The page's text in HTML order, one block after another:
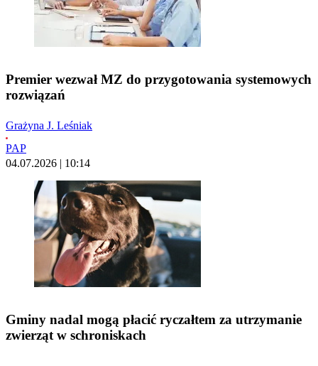
Premier wezwał MZ do przygotowania systemowych
rozwiązań
Grażyna J. Leśniak
PAP
04.07.2026 | 10:14
Gminy nadal mogą płacić ryczałtem za utrzymanie
zwierząt w schroniskach